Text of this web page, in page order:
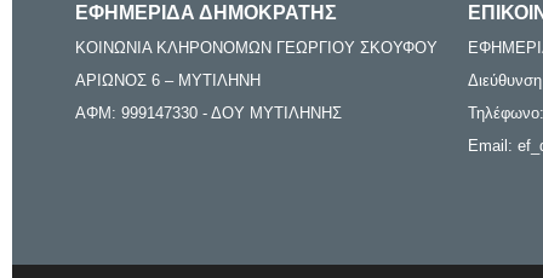
ΕΦΗΜΕΡΙΔΑ ΔΗΜΟΚΡΑΤΗΣ
ΚΟΙΝΩΝΙΑ ΚΛΗΡΟΝΟΜΩΝ ΓΕΩΡΓΙΟΥ ΣΚΟΥΦΟΥ
ΑΡΙΩΝΟΣ 6 – ΜΥΤΙΛΗΝΗ
ΑΦΜ: 999147330 - ΔΟΥ ΜΥΤΙΛΗΝΗΣ
Email: